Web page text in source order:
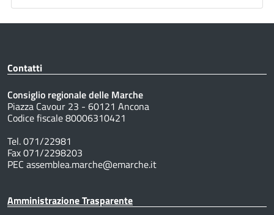
Contatti
Consiglio regionale delle Marche
Piazza Cavour 23 - 60121 Ancona
Codice fiscale 80006310421
Tel. 071/22981
Fax 071/2298203
PEC assemblea.marche@emarche.it
Amministrazione Trasparente